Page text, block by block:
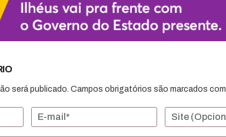
será publicado. Campos obrigatórios são marcados com